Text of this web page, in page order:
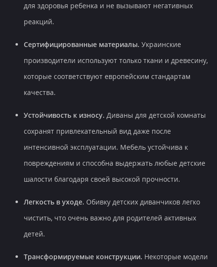
для здоровья ребенка и не вызывают негативных
реакций.
Сертифицированные материалы. Украинские
производители используют только ткани и древесину,
которые соответствуют европейским стандартам
качества.
Устойчивость к износу. Диваны для детской комнаты
сохранят привлекательный вид даже после
интенсивной эксплуатации. Мебель устойчива к
повреждениям и способна выдержать любые детские
шалости благодаря своей высокой прочности.
Легкость в уходе. Обивку детских диванчиков легко
чистить, что очень важно для родителей активных
детей.
Трансформируемые конструкции. Некоторые модели